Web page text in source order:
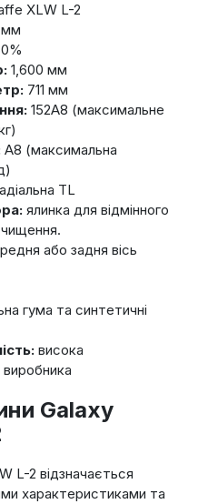
XLW L-2
1,600 мм
711 мм
152A8 (максимальне
A8 (максимальна
TL
ялинка для відмінного
або задня вісь
гума та синтетичні
висока
Galaxy
L-2 відзначається
характеристиками та